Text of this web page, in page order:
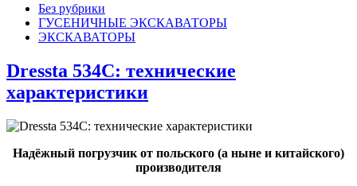
Без рубрики
ГУСЕНИЧНЫЕ ЭКСКАВАТОРЫ
ЭКСКАВАТОРЫ
Dressta 534C: технические
характеристики
Надёжный погрузчик от польского (а ныне и китайского)
производителя